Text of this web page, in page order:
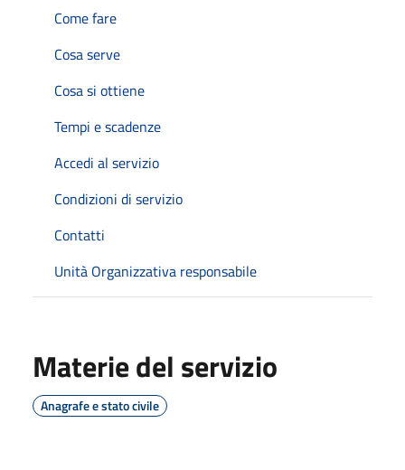
Come fare
Cosa serve
Cosa si ottiene
Tempi e scadenze
Accedi al servizio
Condizioni di servizio
Contatti
Unità Organizzativa responsabile
Materie del servizio
Anagrafe e stato civile